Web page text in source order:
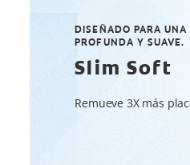
DISEÑADO PARA
PROFUNDA Y SUAVE.
Slim Soft
Remueve 3X más